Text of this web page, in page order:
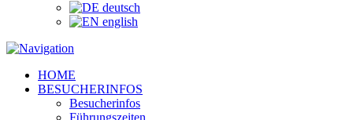
deutsch
english
HOME
BESUCHERINFOS
Besucherinfos
Führungszeiten